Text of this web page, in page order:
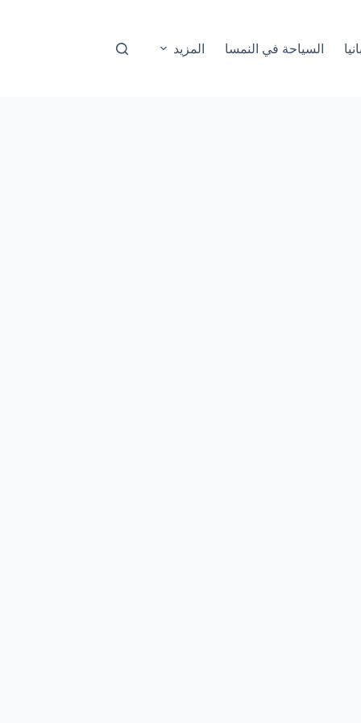
السياحة في النمسا المزيد